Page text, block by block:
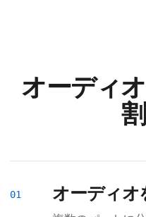
オーディ
オーディオ